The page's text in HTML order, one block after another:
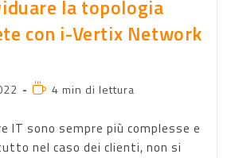
la topologia
con i-Vertix Network
4 min di lettura
sono sempre più complesse e
nel caso dei clienti, non si